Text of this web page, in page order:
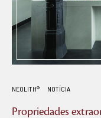
NEOLITH® NOTÍCIA
Propriedades